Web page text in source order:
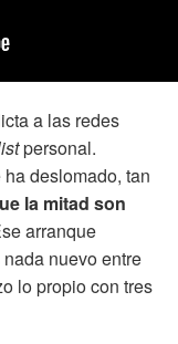
a las redes
personal.
deslomado, tan
la mitad son
arranque
nuevo entre
lo propio con tres